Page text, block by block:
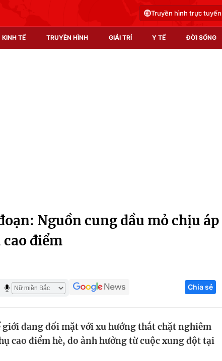
Truyền hình trực tuyến
KINH TẾ TRUYỀN HÌNH GIẢI TRÍ Y TẾ ĐỜI SỐNG
Infographic
Tuyển sinh
Hitech Công
Thị trường
Nguồn cung dầu mỏ chịu áp
điểm
Chia sẻ
đang đối mặt với xu hướng thắt chặt nghiêm
cao điểm hè, do ảnh hưởng từ cuộc xung đột tại